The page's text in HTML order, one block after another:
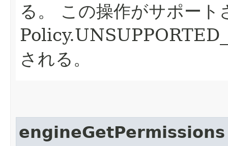
る。
この操作がサポート
される。
engineGetPermissions